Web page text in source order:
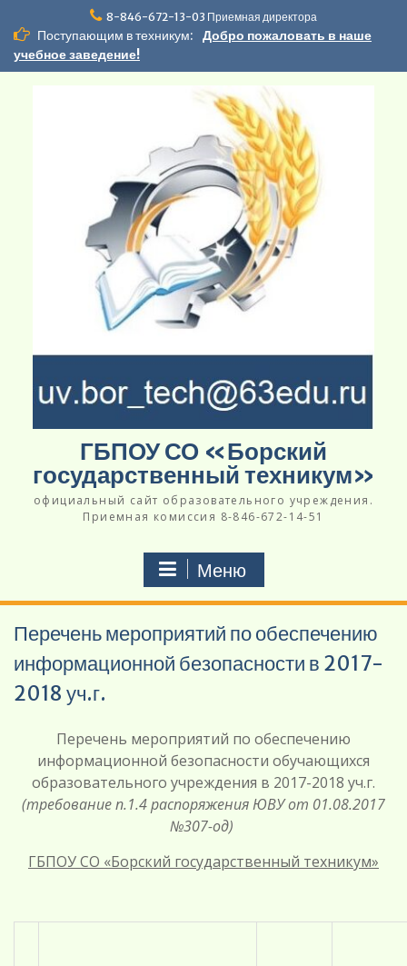
содержимому
8-846-672-13-03 Приемная директора
Поступающим в техникум:
Добро пожаловать в наше
учебное заведение!
ГБПОУ СО «Борский
государственный техникум»
официальный сайт образовательного учреждения.
Приемная комиссия 8-846-672-14-51
Меню
Перечень мероприятий по обеспечению
информационной безопасности в 2017-
2018 уч.г.
Перечень мероприятий по обеспечению
информационной безопасности обучающихся
образовательного учреждения в 2017-2018 уч.г.
(требование п.1.4 распоряжения ЮВУ от 01.08.2017
№307-од)
ГБПОУ СО «Борский государственный техникум»